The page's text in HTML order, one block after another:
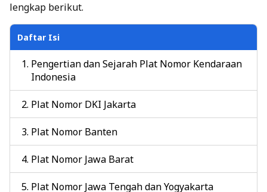
lengkap berikut.
Daftar Isi
Pengertian dan Sejarah Plat Nomor Kendaraan
Indonesia
Plat Nomor DKI Jakarta
Plat Nomor Banten
Plat Nomor Jawa Barat
Plat Nomor Jawa Tengah dan Yogyakarta